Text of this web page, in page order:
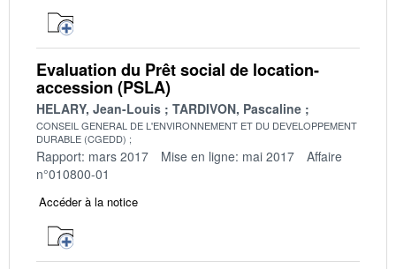
Evaluation du Prêt social de location-
accession (PSLA)
HELARY, Jean-Louis TARDIVON, Pascaline
CONSEIL GENERAL DE L'ENVIRONNEMENT ET DU DEVELOPPEMENT
DURABLE (CGEDD)
Rapport: mars 2017 Mise en ligne: mai 2017
Affaire
n°010800-01
Accéder à la notice